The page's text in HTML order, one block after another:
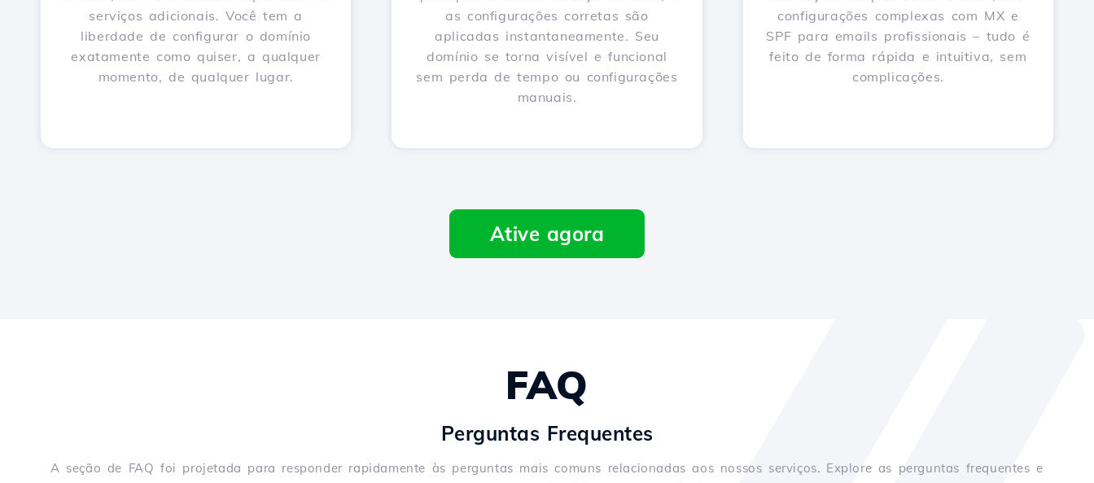
serviços adicionais. Você tem a
liberdade de configurar o domínio
exatamente como quiser, a qualquer
momento, de qualquer lugar.
as configurações corretas são
aplicadas instantaneamente. Seu
domínio se torna visível e funcional
sem perda de tempo ou configurações
manuais.
configurações complexas com MX e
SPF para emails profissionais – tudo é
feito de forma rápida e intuitiva, sem
complicações.
Ative agora
FAQ
Perguntas Frequentes
A seção de FAQ foi projetada para responder rapidamente às perguntas mais comuns relacionadas aos nossos serviços. Explore as perguntas frequentes e